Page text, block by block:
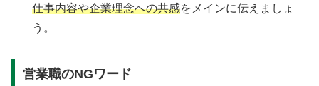
仕事内容や企業理念への共感をメインに伝えましょ
う。
営業職のNGワード